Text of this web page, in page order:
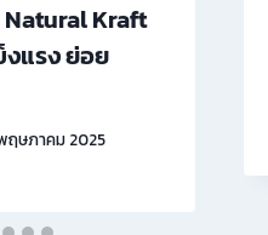
Natural Kraft
แรง ย่อย
ฤษภาคม 2025